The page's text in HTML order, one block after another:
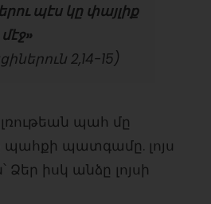
պէս կը փայլիք
2,14-15)
լռութեան պահ մը
պահքի պատգամը. լոյս
Ձեր իսկ անձը լոյսի